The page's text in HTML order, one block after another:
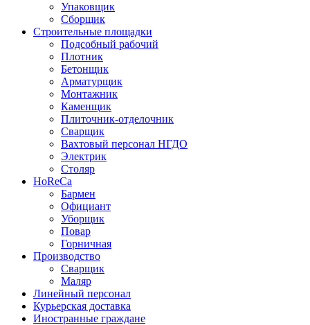
Упаковщик
Сборщик
Строительные площадки
Подсобный рабочий
Плотник
Бетонщик
Арматурщик
Монтажник
Каменщик
Плиточник-отделочник
Сварщик
Вахтовый персонал НГДО
Электрик
Столяр
HoReCa
Бармен
Официант
Уборщик
Повар
Горничная
Производство
Сварщик
Маляр
Линейный персонал
Курьерская доставка
Иностранные граждане